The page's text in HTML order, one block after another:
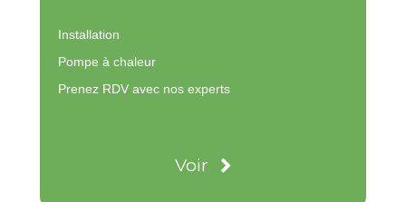
Installation
Pompe à chaleur
Prenez RDV avec nos experts
Voir